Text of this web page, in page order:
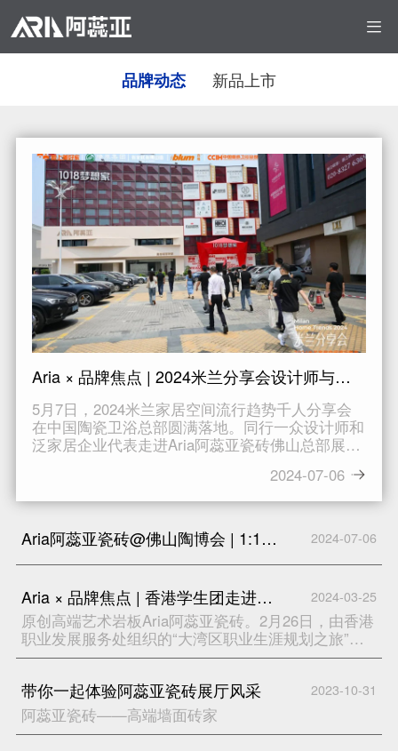

品牌动态 新品上市
Aria × 品牌焦点 | 2024米兰分享会设计师与泛家居企业代表团走进阿蕊亚瓷砖
5月7日，2024米兰家居空间流行趋势千人分享会
在中国陶瓷卫浴总部圆满落地。同行一众设计师和
泛家居企业代表走进Aria阿蕊亚瓷砖佛山总部展厅
进行品牌介绍。参观过程中，张总对Aria阿蕊亚瓷
砖的品牌发展理念、四大系列产品等方面进行了全
哑光砖系列，对产品的设计亮点、应用领域做了详
细的讲解。时尚个性的产品和现代化的设计布局，
赢得了在场众多的设计师和企业家的高度称赞。以
设计推动品牌创新发展，是Aria阿蕊亚瓷砖一直秉
持的发展理念。作为定位为“设计师品牌”的Aria阿
蕊亚瓷砖，依靠深厚的设计力量，致力于为当代消
费者打
2024-07-06
Aria阿蕊亚瓷砖@佛山陶博会 | 1:1新质感，方正尺寸的比例美学 2024-07-06
Aria × 品牌焦点 | 香港学生团走进阿蕊亚瓷砖总部展厅参观游学 2024-03-25
原创高端艺术岩板Aria阿蕊亚瓷砖。2月26日，由香港
职业发展服务处组织的“大湾区职业生涯规划之旅”交
流团一行27名香港学生走进Aria阿蕊亚瓷砖佛山总部
国陶都”之称的佛山，以卓越的陶瓷品质在消费者心中
早已留下根深蒂固的印象。作为佛山本土陶瓷品牌，
Aria阿蕊亚瓷砖非常荣幸能够与大湾区年轻一代分享
带你一起体验阿蕊亚瓷砖展厅风采 2023-10-31
阿蕊亚瓷砖——高端墙面砖家